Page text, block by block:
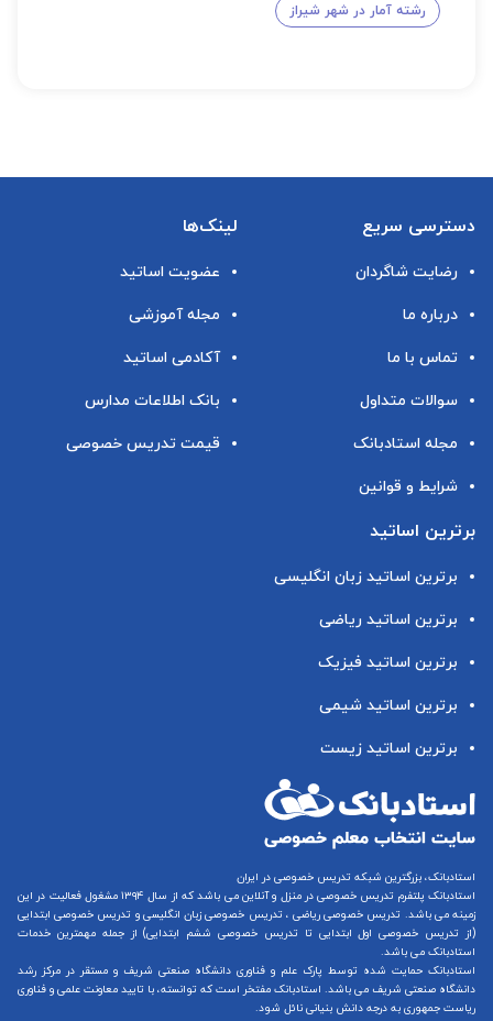
رشته آمار در شهر شیراز
دسترسی سریع
رضایت شاگردان
درباره ما
تماس با ما
سوالات متداول
مجله استادبانک
شرایط و قوانین
لینک‌ها
عضویت اساتید
مجله آموزشی
آکادمی اساتید
بانک اطلاعات مدارس
قیمت تدریس خصوصی
برترین اساتید
برترین اساتید زبان انگلیسی
برترین اساتید ریاضی
برترین اساتید فیزیک
برترین اساتید شیمی
برترین اساتید زیست
استادبانک، بزرگترین شبکه تدریس خصوصی در ایران
استادبانک پلتفرم تدریس خصوصی در منزل و آنلاین
می باشد که از سال ۱۳۹۴ مشغول فعالیت در این
زمینه می باشد. تدریس خصوصی ریاضی ، تدریس خصوصی زبان انگلیسیو تدریس خصوصی ابتدایی
(از تدریس خصوصی اول ابتدایی تا تدریس خصوصی ششم ابتدایی) از جمله مهمترین خدمات
استادبانک می باشد.
استادبانک حمایت شده توسط پارک علم و فناوری دانشگاه صنعتی شریف و مستقر در مرکز رشد
دانشگاه صنعتی شریف می باشد. استادبانک مفتخر است که توانسته، با تایید معاونت علمی و فناوری
ریاست جمهوری به درجه دانش بنیانی نائل شود.